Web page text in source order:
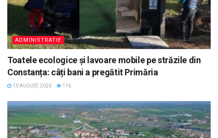
ADMINISTRATIE
Toatele ecologice și lavoare mobile pe străzile din
Constanța: câți bani a pregătit Primăria
10 AUGUST, 2026 116